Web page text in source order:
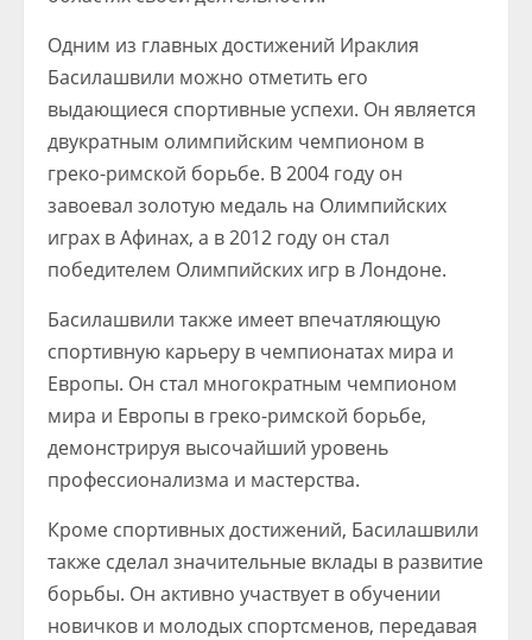
Одним из главных достижений Ираклия
Басилашвили можно отметить его
выдающиеся спортивные успехи. Он является
двукратным олимпийским чемпионом в
греко-римской борьбе. В 2004 году он
завоевал золотую медаль на Олимпийских
играх в Афинах, а в 2012 году он стал
победителем Олимпийских игр в Лондоне.
Басилашвили также имеет впечатляющую
спортивную карьеру в чемпионатах мира и
Европы. Он стал многократным чемпионом
мира и Европы в греко-римской борьбе,
демонстрируя высочайший уровень
профессионализма и мастерства.
Кроме спортивных достижений, Басилашвили
также сделал значительные вклады в развитие
борьбы. Он активно участвует в обучении
новичков и молодых спортсменов, передавая